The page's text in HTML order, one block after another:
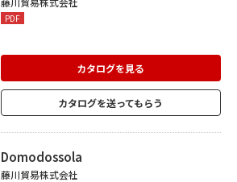
PDF
カタログを見る
カタログを送ってもらう
Domodossola
藤川貿易株式会社